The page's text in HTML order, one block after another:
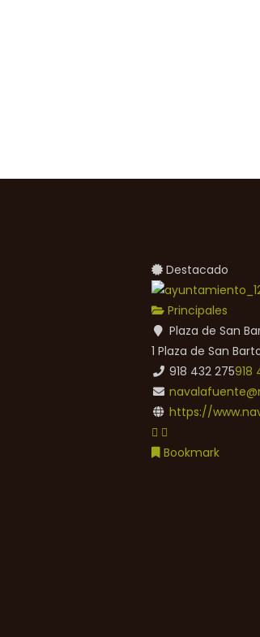
Destacado
Principales
Plaza de San
1 Plaza de San
918 432 275918
https://
Bookmark